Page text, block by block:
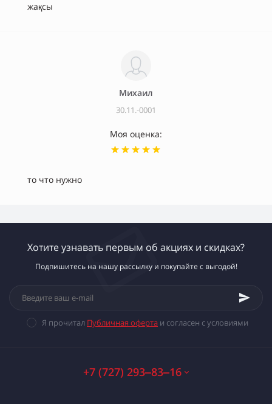
жақсы
Михаил
30.11.-0001
Моя оценка:
то что нужно
Хотите узнавать первым об акциях и скидках?
Подпишитесь на нашу рассылку и покупайте с выгодой!
Я прочитал Публичная оферта и согласен с условиями
+7 (727) 293‒83‒16